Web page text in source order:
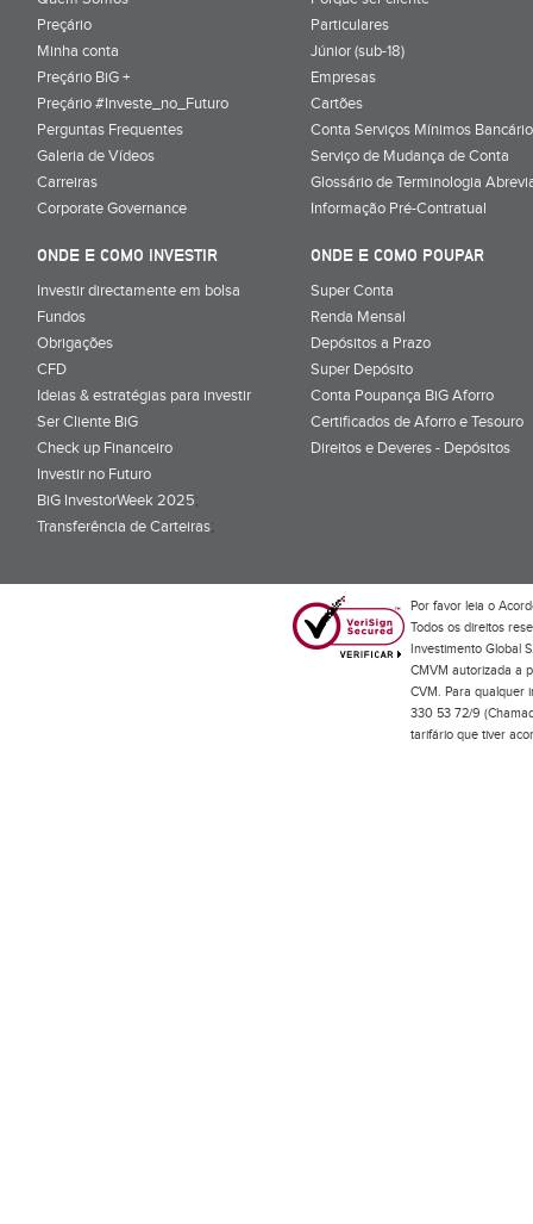
Preçário
Minha conta
Preçário BiG +
Preçário #Investe_no_Futuro
Perguntas Frequentes
Galeria de Vídeos
Carreiras
Corporate Governance
Particulares
Júnior (sub-18)
Empresas
Cartões
Conta Serviços Mínimos
Serviço de Mudança de Conta
Glossário de Terminologia
Informação Pré-Contratual
ONDE E COMO INVESTIR
Investir directamente em bolsa
Fundos
Obrigações
CFD
Ideias & estratégias para investir
Ser Cliente BiG
Check up Financeiro
Investir no Futuro
BiG InvestorWeek 2025;
Transferência de Carteiras;
ONDE E COMO POUPAR
Super Conta
Renda Mensal
Depósitos a Prazo
Super Depósito
Conta Poupança BiG Aforro
Certificados de Aforro e Tesouro
Direitos e Deveres - Depósitos
Por favor leia o
Todos os direitos
Investimento Global
CMVM autorizada a
CVM. Para qualquer
330 53 72/9
tarifário que tiver